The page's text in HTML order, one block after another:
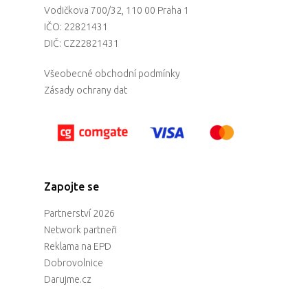
Vodičkova 700/32, 110 00 Praha 1
IČO: 22821431
DIČ: CZ22821431
Všeobecné obchodní podmínky
Zásady ochrany dat
Zapojte se
Partnerství 2026
Network partneři
Reklama na EPD
Dobrovolnice
Darujme.cz